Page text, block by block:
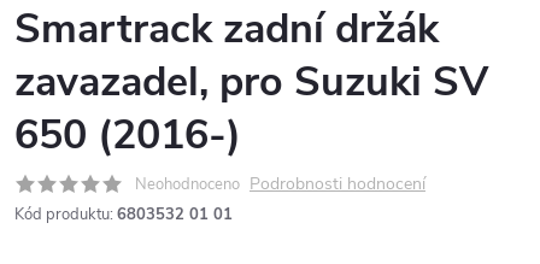
Smartrack zadní držák
zavazadel, pro Suzuki SV
650 (2016-)
Neohodnoceno Podrobnosti hodnocení
Kód produktu: 6803532 01 01